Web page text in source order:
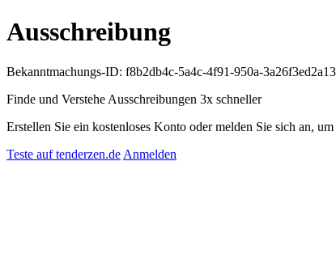
Ausschreibung
Bekanntmachungs-ID: f8b2db4c-5a4c-4f91-950a-3a26f3ed2a13
Finde und Verstehe Ausschreibungen 3x schneller
Erstellen Sie ein kostenloses Konto oder melden Sie sich an,
Teste auf tenderzen.de Anmelden